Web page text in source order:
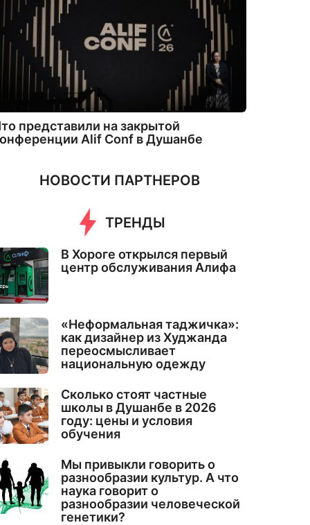
представили на закрытой
Alif Conf в Душанбе
НОВОСТИ ПАРТНЕРОВ
ТРЕНДЫ
В Хороге открылся первый
центр обслуживания Алифа
«Неформальная таджичка»:
как дизайнер из Худжанда
переосмысливает
национальную одежду
Сколько стоят частные
школы в Душанбе в 2026
году: цены и условия
обучения
Мы привыкли говорить о
разнообразии культур. А что
наука говорит о
разнообразии человеческой
генетики?